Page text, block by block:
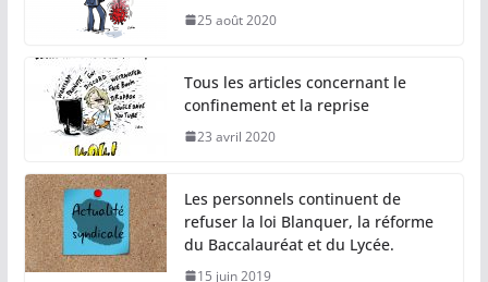
25 août 2020
Tous les articles concernant le
confinement et la reprise
23 avril 2020
Les personnels continuent de
refuser la loi Blanquer, la réforme
du Baccalauréat et du Lycée.
15 juin 2019